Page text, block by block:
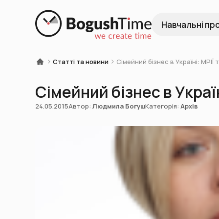
Навчальні
Статті та новини Сімейний бізнес в Україні:
Сімейний бізнес в
24.05.2015Автор: Людмила БогушКатегорія: Архів